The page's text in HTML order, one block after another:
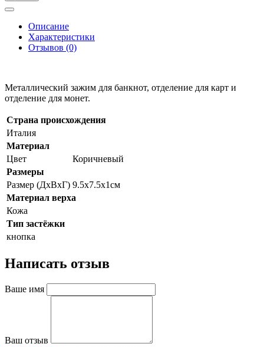
Описание
Характеристики
Отзывов (0)
Металлический зажим для банкнот, отделение для карт и
отделение для монет.
Страна происхождения
Италия
Материал
Цвет
Коричневый
Размеры
Размер (ДхВхГ) 9.5х7.5х1см
Материал верха
Кожа
Тип застёжки
кнопка
Написать отзыв
Ваше имя
Ваш отзыв